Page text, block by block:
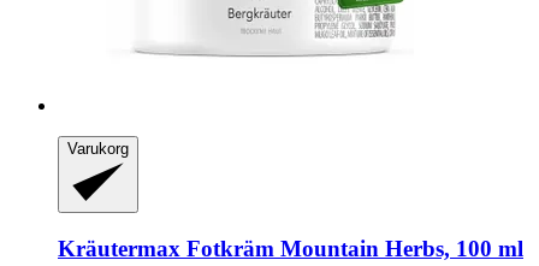
Varukorg
Kräutermax Fotkräm Mountain Herbs, 100 ml